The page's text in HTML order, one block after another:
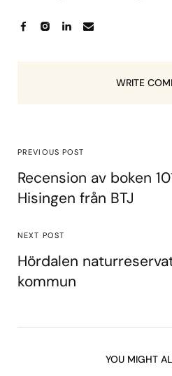
WRITE
PREVIOUS POST
Recension av boken
Hisingen från BTJ
NEXT POST
Hördalen
kommun
YOU MIGHT